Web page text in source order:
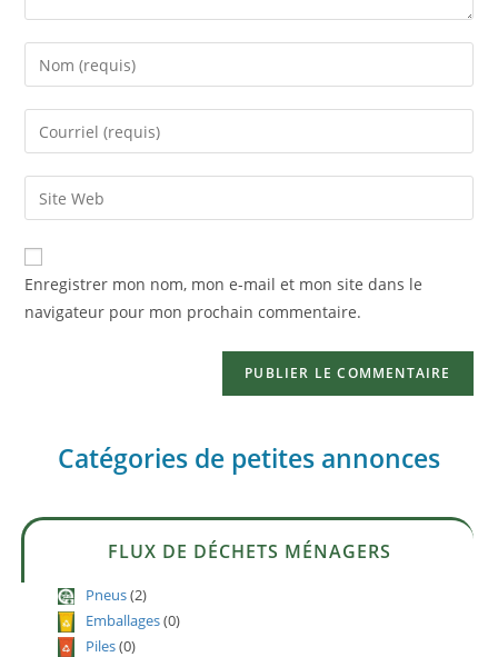
Enregistrer mon nom, mon e-mail et mon site dans le
navigateur pour mon prochain commentaire.
Catégories de petites annonces
FLUX DE DÉCHETS MÉNAGERS
Pneus(2)
Emballages(0)
Piles(0)